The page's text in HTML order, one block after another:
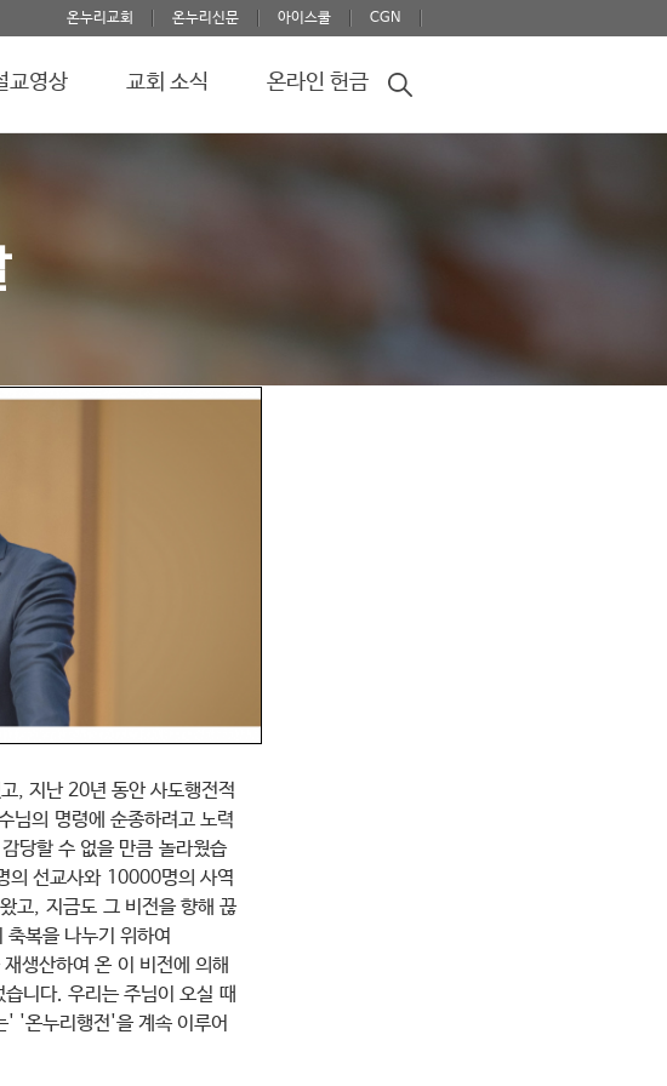
교영상 교회 소식 온라인 헌금
, 지난 20년 동안 사도행전적
님의 명령에 순종하려고 노력
당할 수 없을 만큼 놀라웠습
의 선교사와 10000명의 사역
고, 지금도 그 비전을 향해 끊
복을 나누기 위하여
생산하여 온 이 비전에 의해
니다. 우리는 주님이 오실 때
' '온누리행전'을 계속 이루어
다.
온누리교회 온누리신문 아이스쿨 CGN